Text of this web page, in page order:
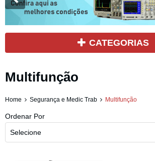
CATEGORIAS
Multifunção
Home Segurança e Medic Trab Multifunção
Ordenar Por
Selecione